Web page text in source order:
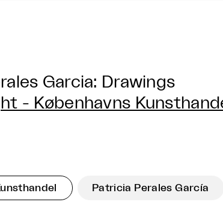
Garcia: Drawings
- Københavns
Patricia Perales García